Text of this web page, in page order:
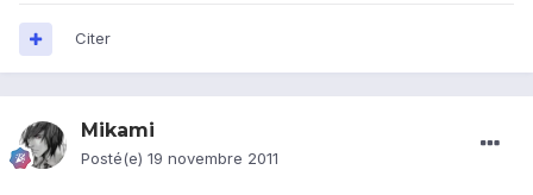
Citer
Mikami
Posté(e) 19 novembre 2011